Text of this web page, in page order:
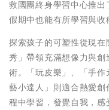
救國團終身學習中心推
假期中也能有所學習與收
探索孩子的可塑性從現
秀」帶領充滿想像力與
術。「玩皮樂」、「手
藝小達人」則適合熱愛
程中學習，發覺自我，